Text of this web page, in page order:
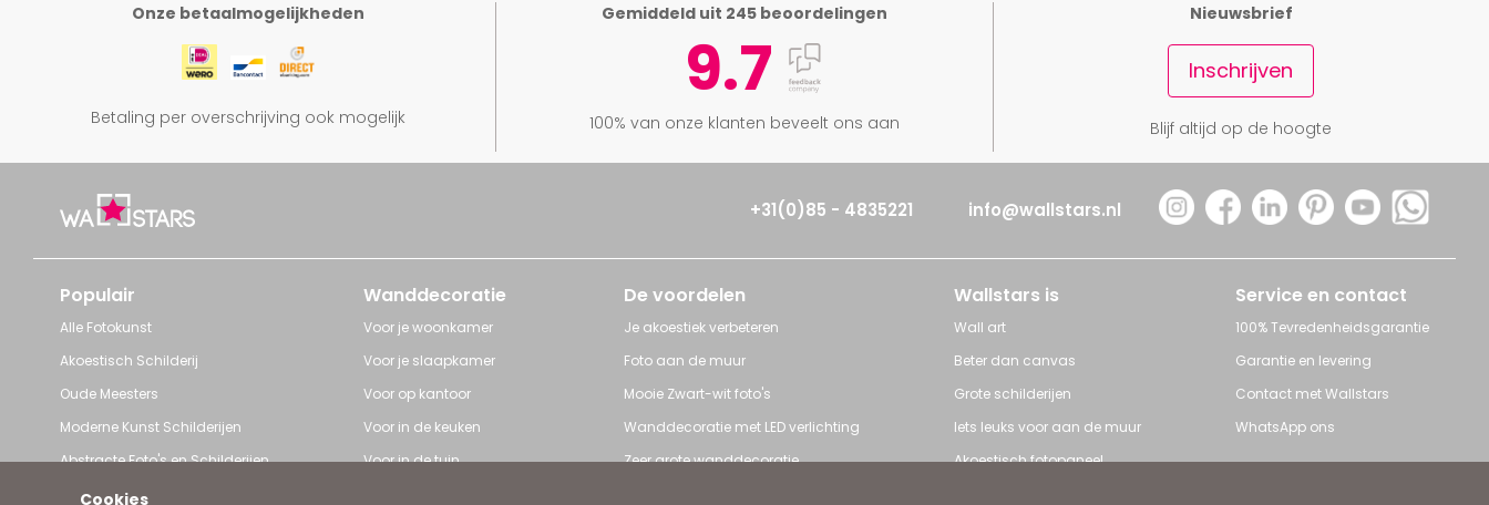
Cookies
Onze betaalmogelijkheden
Betaling per overschrijving ook mogelijk
Gemiddeld uit 245 beoordelingen
9.7
100% van onze klanten beveelt ons aan
Nieuwsbrief
Inschrijven
Blijf altijd op de hoogte
+31(0)85 - 4835221 info@wallstars.nl
Populair
Alle Fotokunst
Akoestisch Schilderij
Oude Meesters
Moderne Kunst Schilderijen
Abstracte Foto's en Schilderijen
Pop Art schilderijen
Wanddecoratie
Voor je woonkamer
Voor je slaapkamer
Voor op kantoor
Voor in de keuken
Voor in de tuin
De voordelen
Je akoestiek verbeteren
Foto aan de muur
Mooie Zwart-wit foto's
Wanddecoratie met LED verlichting
Zeer grote wanddecoratie
Wallstars is
Wall art
Beter dan canvas
Grote schilderijen
Iets leuks voor aan de muur
Akoestisch fotopaneel
Service en contact
100% Tevredenheidsgarantie
Garantie en levering
Contact met Wallstars
WhatsApp ons